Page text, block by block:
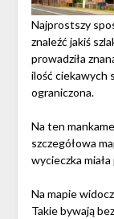
Najprostszy
znaleźć jakiś
prowadziła
ilość ciekawych
ograniczona.
Na ten
szczegółowa
wycieczka
Na mapie
Takie bywają